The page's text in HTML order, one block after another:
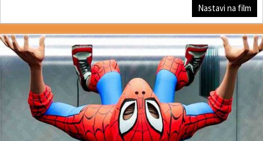
Nastavi na film